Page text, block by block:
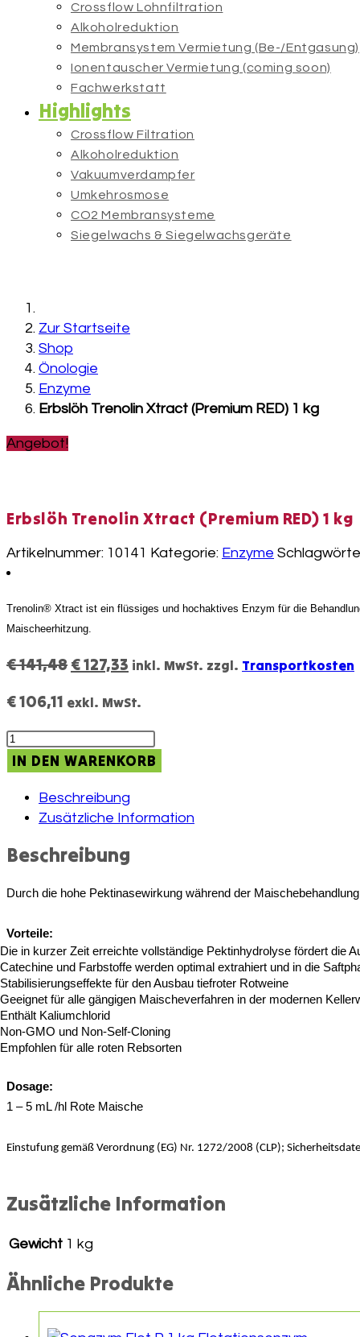
Crossflow Lohnfiltration
Alkoholreduktion
Membransystem Vermietung (Be-/Entgasung)
Ionentauscher Vermietung (coming soon)
Fachwerkstatt
Highlights
Crossflow Filtration
Alkoholreduktion
Vakuumverdampfer
Umkehrosmose
CO2 Membransysteme
Siegelwachs & Siegelwachsgeräte
Zur Startseite
Shop
Önologie
Enzyme
Erbslöh Trenolin Xtract (Premium RED) 1 kg
Angebot!
Erbslöh Trenolin Xtract (Premium RED) 1 kg
Artikelnummer: 10141 Kategorie: Enzyme
Trenolin® Xtract ist ein flüssiges und hochaktives Enzym für die
Maischeerhitzung.
€141,48 Ursprünglicher
war:
€ 141,48
€127,33 Aktueller
ist:
€ 127,33.
inkl. MwSt. zzgl. Transportkosten
€106,11 exkl. MwSt.
Erbslöh
Trenolin
(Premium
RED)
kg
IN DEN WARENKORB
Beschreibung
Zusätzliche Information
Beschreibung
Durch die hohe Pektinasewirkung während der
Vorteile:
Die in kurzer Zeit erreichte vollständige Pektinhydrolyse fördert die
Catechine und Farbstoffe werden optimal extrahiert und in die
Stabilisierungseffekte für den Ausbau tiefroter Rotweine
Geeignet für alle gängigen Maischeverfahren in der modernen
Enthält Kaliumchlorid
Non-GMO und Non-Self-Cloning
Empfohlen für alle roten Rebsorten
Dosage:
1 – 5 mL /hl Rote Maische
Einstufung gemäß Verordnung (EG) Nr. 1272/2008 (CLP);
Zusätzliche Information
Gewicht 1 kg
Ähnliche Produkte